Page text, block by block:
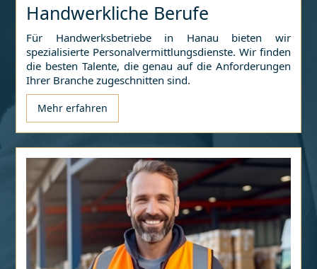
Handwerkliche Berufe
Für Handwerksbetriebe in Hanau bieten wir
spezialisierte Personalvermittlungsdienste. Wir finden
die besten Talente, die genau auf die Anforderungen
Ihrer Branche zugeschnitten sind.
Mehr erfahren